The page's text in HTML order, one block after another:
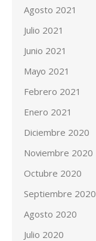
Agosto 2021
Julio 2021
Junio 2021
Mayo 2021
Febrero 2021
Enero 2021
Diciembre 2020
Noviembre 2020
Octubre 2020
Septiembre 2020
Agosto 2020
Julio 2020